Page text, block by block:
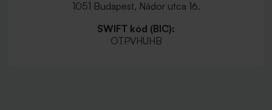
1051 Budapest, Nádor utca 16.
SWIFT kód (BIC):
OTPVHUHB